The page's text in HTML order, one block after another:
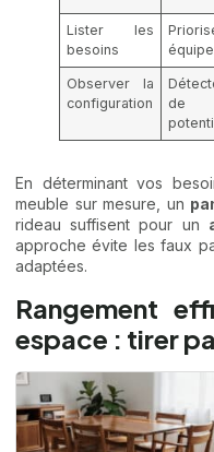
Lister les
besoins
Observer la
configuration
de
En déterminant vos
meuble sur mesure, un
rideau suffisent pour un
approche évite les faux
adaptées.
Rangement
espace : tirer